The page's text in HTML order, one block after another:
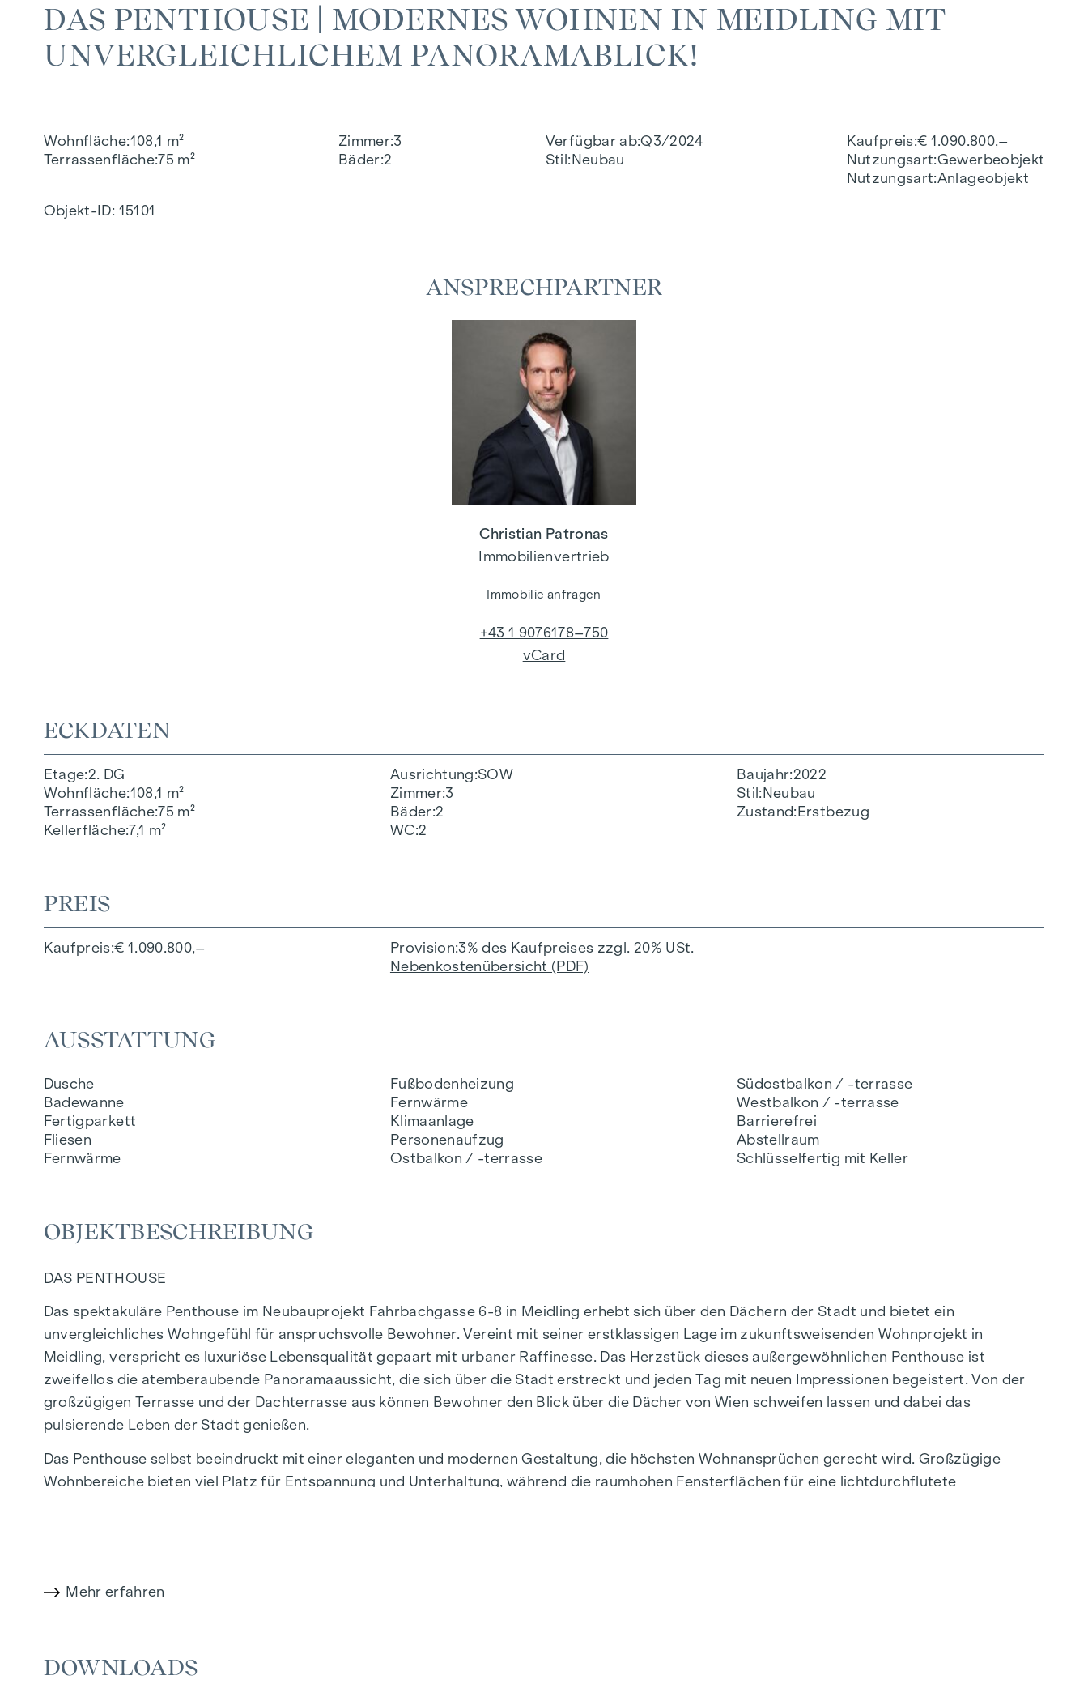
DAS PENTHOUSE | MODERNES WOHNEN IN MEIDLING MIT
UNVERGLEICHLICHEM PANORAMABLICK!
Wohnfläche 108,1 m²
Terrassenfläche 75 m²
Zimmer 3
Bäder 2
Verfügbar ab Q3/2024
Stil Neubau
Kaufpreis € 1.090.800,–
Nutzungsart Gewerbeobjekt
Nutzungsart Anlageobjekt
Objekt-ID: 15101
ECKDATEN
Etage 2. DG
Wohnfläche 108,1 m²
Terrassenfläche 75 m²
Kellerfläche 7,1 m²
Ausrichtung SOW
Zimmer 3
Bäder 2
WC 2
Baujahr 2022
Stil Neubau
Zustand Erstbezug
PREIS
Kaufpreis € 1.090.800,– Provision 3% des Kaufpreises zzgl. 20% USt.
Nebenkostenübersicht (PDF)
AUSSTATTUNG
Dusche
Badewanne
Fertigparkett
Fliesen
Fernwärme
Fußbodenheizung
Fernwärme
Klimaanlage
Personenaufzug
Ostbalkon / -terrasse
Südostbalkon / -terrasse
Westbalkon / -terrasse
Barrierefrei
Abstellraum
Schlüsselfertig mit Keller
OBJEKTBESCHREIBUNG
DAS PENTHOUSE
Das spektakuläre Penthouse im Neubauprojekt Fahrbachgasse 6-8 in Meidling erhebt sich über den Dächern der Stadt und bietet ein
unvergleichliches Wohngefühl für anspruchsvolle Bewohner. Vereint mit seiner erstklassigen Lage im zukunftsweisenden Wohnprojekt in
Meidling, verspricht es luxuriöse Lebensqualität gepaart mit urbaner Raffinesse. Das Herzstück dieses außergewöhnlichen Penthouse ist
zweifellos die atemberaubende Panoramaaussicht, die sich über die Stadt erstreckt und jeden Tag mit neuen Impressionen begeistert. Von der
großzügigen Terrasse und der Dachterrasse aus können Bewohner den Blick über die Dächer von Wien schweifen lassen und dabei das
pulsierende Leben der Stadt genießen.
Das Penthouse selbst beeindruckt mit einer eleganten und modernen Gestaltung, die höchsten Wohnansprüchen gerecht wird. Großzügige
Wohnbereiche bieten viel Platz für Entspannung und Unterhaltung, während die raumhohen Fensterflächen für eine lichtdurchflutete
Mehr erfahren
DOWNLOADS
ANSPRECHPARTNER
Christian Patronas
Immobilienvertrieb
Immobilie anfragen
+43 1 9076178–750
vCard